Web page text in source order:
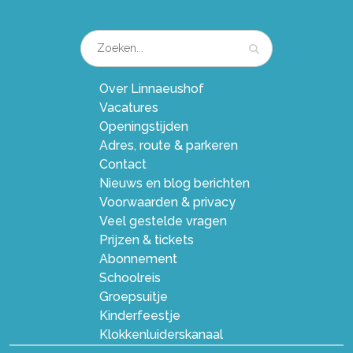
Over Linnaeushof
Vacatures
Openingstijden
Adres, route & parkeren
Contact
Nieuws en blog berichten
Voorwaarden & privacy
Veel gestelde vragen
Prijzen & tickets
Abonnement
Schoolreis
Groepsuitje
Kinderfeestje
Klokkenluiderskanaal